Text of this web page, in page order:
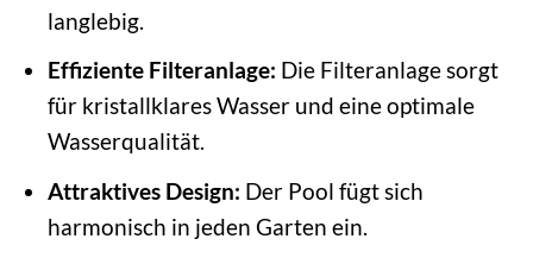
langlebig.
Effiziente Filteranlage: Die Filteranlage sorgt
für kristallklares Wasser und eine optimale
Wasserqualität.
Attraktives Design: Der Pool fügt sich
harmonisch in jeden Garten ein.